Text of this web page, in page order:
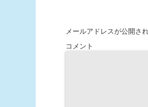
メールアドレスが公開さ
コメント